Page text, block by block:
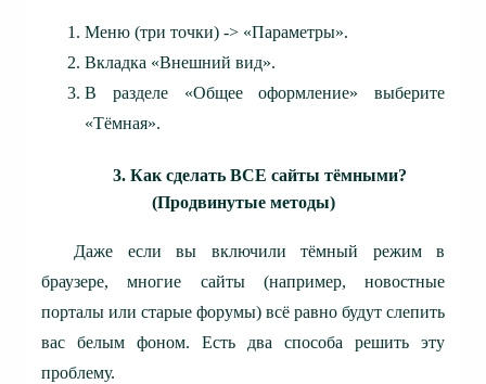
Меню (три точки) -> «Параметры».
Вкладка «Внешний вид».
В разделе «Общее оформление» выберите
«Тёмная».
3. Как сделать ВСЕ сайты тёмными?
(Продвинутые методы)
Даже если вы включили тёмный режим в
браузере, многие сайты (например, новостные
порталы или старые форумы) всё равно будут слепить
вас белым фоном. Есть два способа решить эту
проблему.